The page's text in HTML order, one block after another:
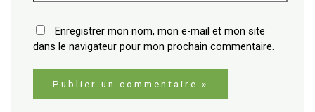
Enregistrer mon nom, mon e-mail et mon site
dans le navigateur pour mon prochain commentaire.